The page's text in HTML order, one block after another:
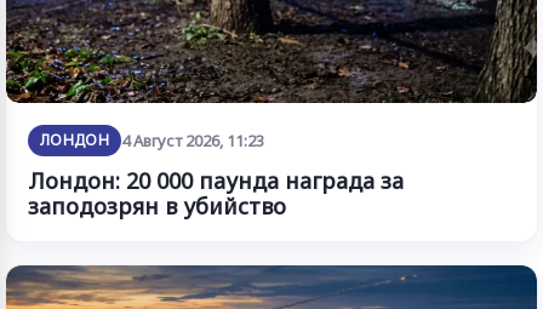
ЛОНДОН 4 Август 2026, 11:23
Лондон: 20 000 паунда награда за
заподозрян в убийство